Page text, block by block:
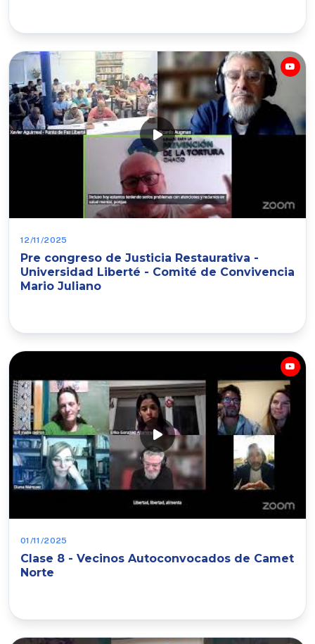
12/11/2025
Pre congreso de Justicia Restaurativa -
Universidad Liberté - Comité de Convivencia
Mario Juliano
01/11/2025
Clase 8 - Vecinos Autoconvocados de Camet
Norte